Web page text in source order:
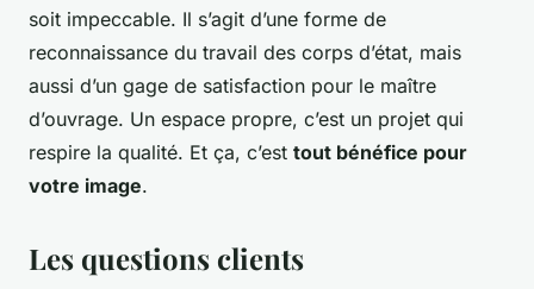
soit impeccable. Il s’agit d’une forme de
reconnaissance du travail des corps d’état, mais
aussi d’un gage de satisfaction pour le maître
d’ouvrage. Un espace propre, c’est un projet qui
respire la qualité. Et ça, c’est tout bénéfice pour
votre image.
Les questions clients